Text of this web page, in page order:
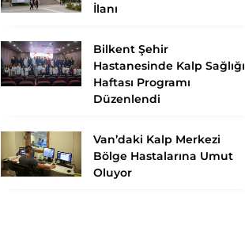
İlanı
Bilkent Şehir
Hastanesinde Kalp Sağlığı
Haftası Programı
Düzenlendi
Van’daki Kalp Merkezi
Bölge Hastalarına Umut
Oluyor